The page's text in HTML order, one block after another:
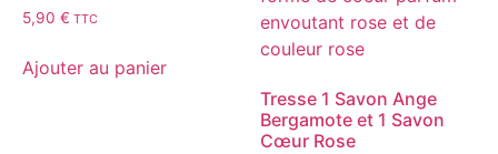
5,90 € TTC
Ajouter au panier
Tresse 1 Savon Ange
Bergamote et 1 Savon
Cœur Rose